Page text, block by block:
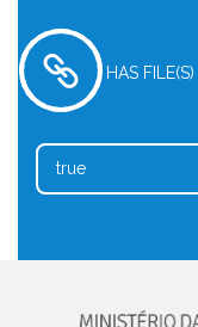
HAS FILE(S)
true